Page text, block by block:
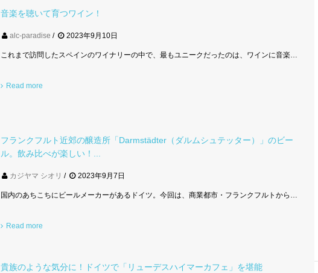
音楽を聴いて育つワイン！
alc-paradise 2023年9月10日
これまで訪問したスペインのワイナリーの中で、最もユニークだったのは、ワインに音楽…
Read more
フランクフルト近郊の醸造所「Darmstädter（ダルムシュテッター）」のビー
ル。飲み比べが楽しい！...
カジヤマ シオリ 2023年9月7日
国内のあちこちにビールメーカーがあるドイツ。今回は、商業都市・フランクフルトから…
Read more
貴族のような気分に！ドイツで「リューデスハイマーカフェ」を堪能